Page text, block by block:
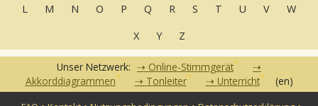
L
M N O P Q R S T U V
W
X
Y Z
Unser Netzwerk:
Online-Stimmgerät
Akkorddiagrammen
Tonleiter Unterricht (en)